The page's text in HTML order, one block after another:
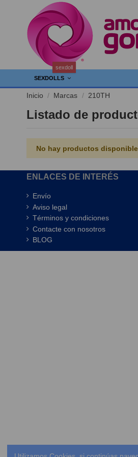
SEXDOLLS
sexdoll
Inicio Marcas 210TH
Listado de
No hay productos
ENLACES DE INTERÉS
Envío
Aviso legal
Términos y condiciones
Contacte con nosotros
BLOG